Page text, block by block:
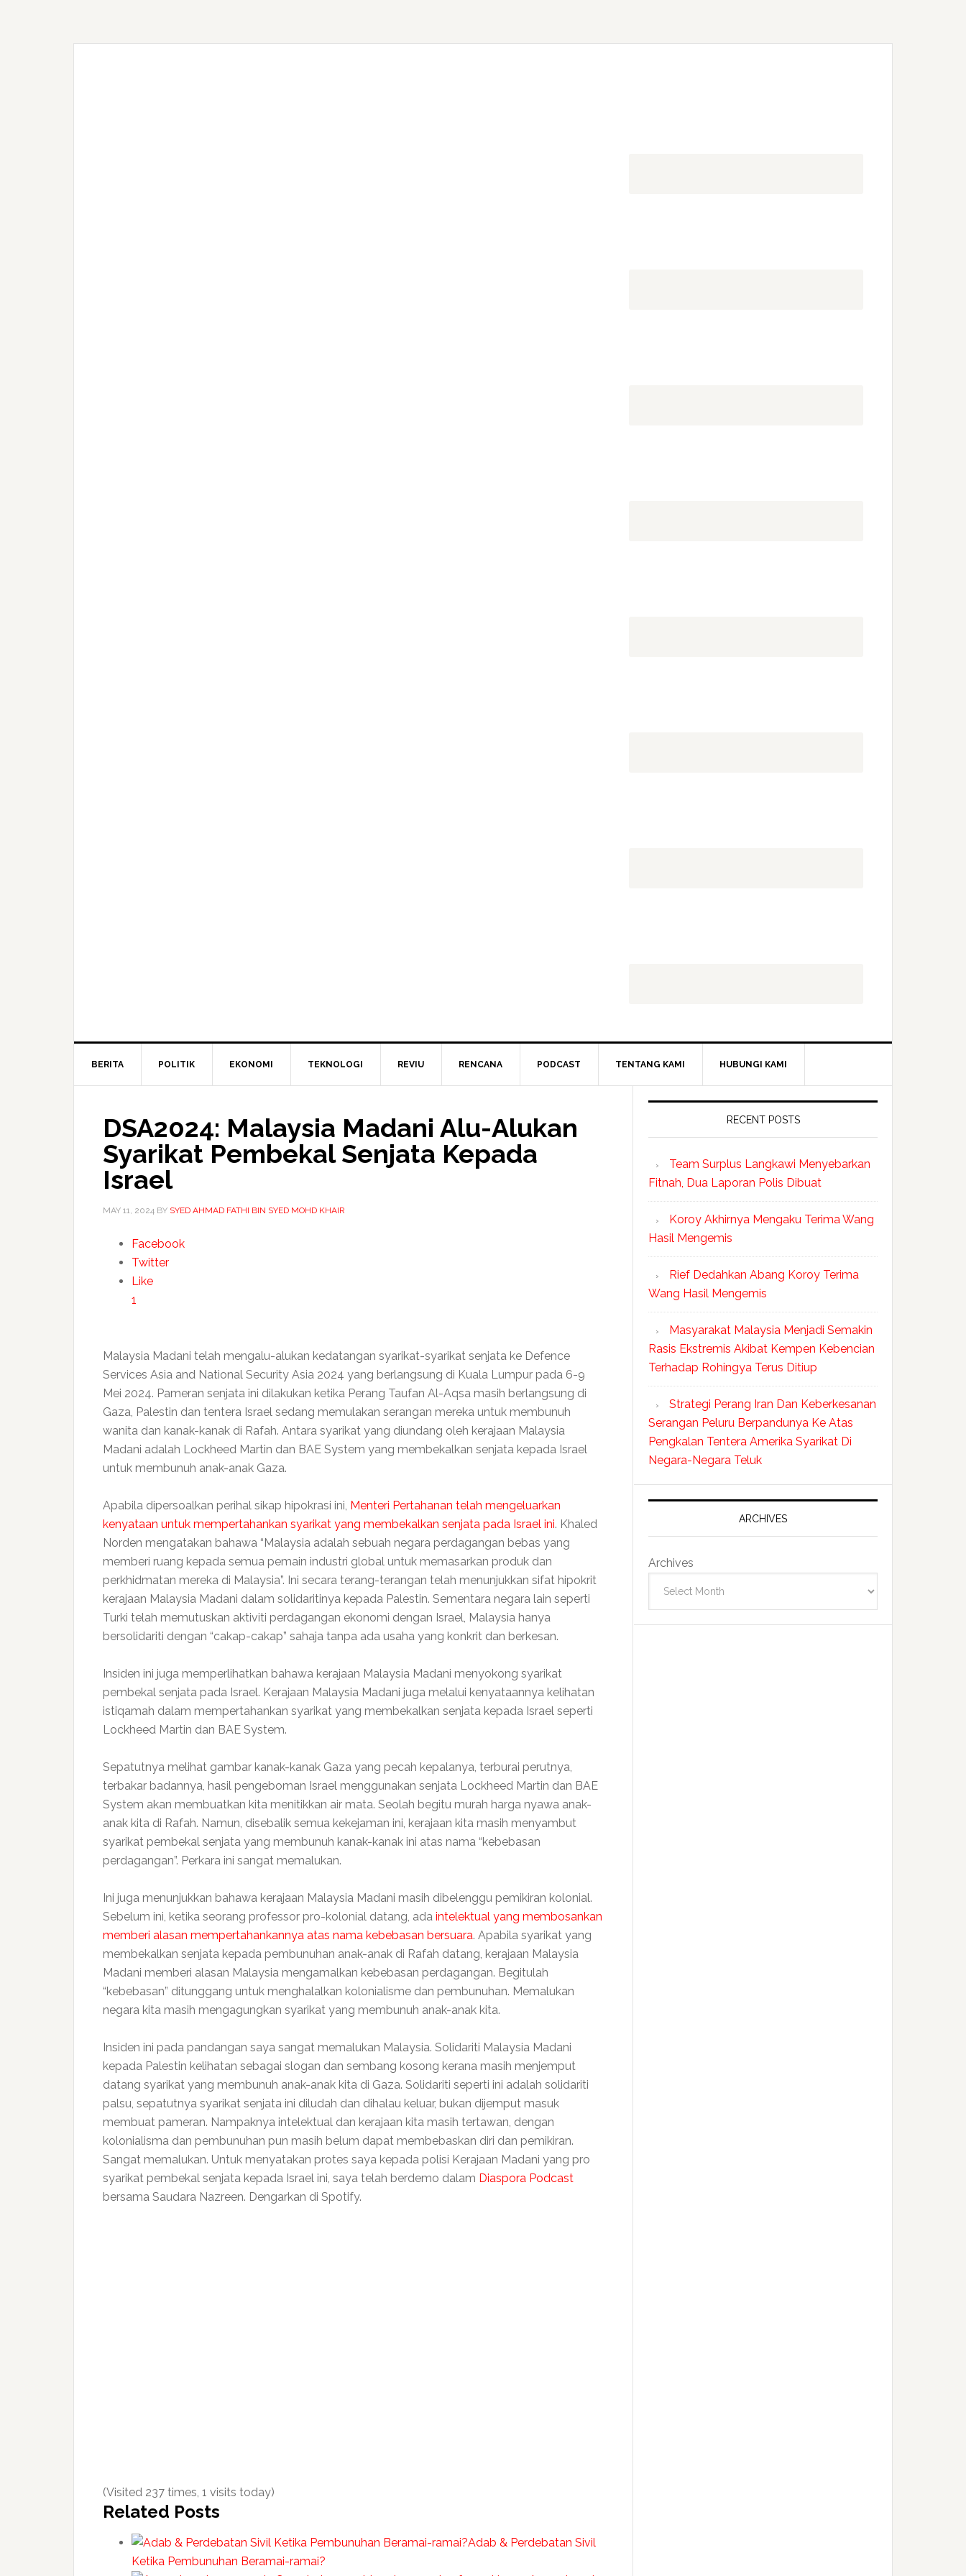
BERITA POLITIK EKONOMI TEKNOLOGI REVIU RENCANA PODCAST TENTANG KAMI HUBUNGI KAMI
DSA2024: Malaysia Madani Alu-Alukan
Syarikat Pembekal Senjata Kepada
Israel
MAY 11, 2024 BY SYED AHMAD FATHI BIN SYED MOHD KHAIR
Facebook
Twitter
Like
1
Malaysia Madani telah mengalu-alukan kedatangan syarikat-syarikat senjata ke Defence
Services Asia and National Security Asia 2024 yang berlangsung di Kuala Lumpur pada 6-9
Mei 2024. Pameran senjata ini dilakukan ketika Perang Taufan Al-Aqsa masih berlangsung di
Gaza, Palestin dan tentera Israel sedang memulakan serangan mereka untuk membunuh
wanita dan kanak-kanak di Rafah. Antara syarikat yang diundang oleh kerajaan Malaysia
Madani adalah Lockheed Martin dan BAE System yang membekalkan senjata kepada Israel
untuk membunuh anak-anak Gaza.
Apabila dipersoalkan perihal sikap hipokrasi ini, Menteri Pertahanan telah mengeluarkan
kenyataan untuk mempertahankan syarikat yang membekalkan senjata pada Israel ini. Khaled
Norden mengatakan bahawa “Malaysia adalah sebuah negara perdagangan bebas yang
memberi ruang kepada semua pemain industri global untuk memasarkan produk dan
perkhidmatan mereka di Malaysia”. Ini secara terang-terangan telah menunjukkan sifat hipokrit
kerajaan Malaysia Madani dalam solidaritinya kepada Palestin. Sementara negara lain seperti
Turki telah memutuskan aktiviti perdagangan ekonomi dengan Israel, Malaysia hanya
bersolidariti dengan “cakap-cakap” sahaja tanpa ada usaha yang konkrit dan berkesan.
Insiden ini juga memperlihatkan bahawa kerajaan Malaysia Madani menyokong syarikat
pembekal senjata pada Israel. Kerajaan Malaysia Madani juga melalui kenyataannya kelihatan
istiqamah dalam mempertahankan syarikat yang membekalkan senjata kepada Israel seperti
Lockheed Martin dan BAE System.
Sepatutnya melihat gambar kanak-kanak Gaza yang pecah kepalanya, terburai perutnya,
terbakar badannya, hasil pengeboman Israel menggunakan senjata Lockheed Martin dan BAE
System akan membuatkan kita menitikkan air mata. Seolah begitu murah harga nyawa anak-
anak kita di Rafah. Namun, disebalik semua kekejaman ini, kerajaan kita masih menyambut
syarikat pembekal senjata yang membunuh kanak-kanak ini atas nama “kebebasan
perdagangan”. Perkara ini sangat memalukan.
Ini juga menunjukkan bahawa kerajaan Malaysia Madani masih dibelenggu pemikiran kolonial.
Sebelum ini, ketika seorang professor pro-kolonial datang, ada intelektual yang membosankan
memberi alasan mempertahankannya atas nama kebebasan bersuara. Apabila syarikat yang
membekalkan senjata kepada pembunuhan anak-anak di Rafah datang, kerajaan Malaysia
Madani memberi alasan Malaysia mengamalkan kebebasan perdagangan. Begitulah
“kebebasan” ditunggang untuk menghalalkan kolonialisme dan pembunuhan. Memalukan
negara kita masih mengagungkan syarikat yang membunuh anak-anak kita.
Insiden ini pada pandangan saya sangat memalukan Malaysia. Solidariti Malaysia Madani
kepada Palestin kelihatan sebagai slogan dan sembang kosong kerana masih menjemput
datang syarikat yang membunuh anak-anak kita di Gaza. Solidariti seperti ini adalah solidariti
palsu, sepatutnya syarikat senjata ini diludah dan dihalau keluar, bukan dijemput masuk
membuat pameran. Nampaknya intelektual dan kerajaan kita masih tertawan, dengan
kolonialisma dan pembunuhan pun masih belum dapat membebaskan diri dan pemikiran.
Sangat memalukan. Untuk menyatakan protes saya kepada polisi Kerajaan Madani yang pro
syarikat pembekal senjata kepada Israel ini, saya telah berdemo dalam Diaspora Podcast
bersama Saudara Nazreen. Dengarkan di Spotify.
(Visited 237 times, 1 visits today)
Related Posts
Adab & Perdebatan Sivil
Ketika Pembunuhan Beramai-ramai?
RECENT POSTS
Team Surplus Langkawi Menyebarkan
Fitnah, Dua Laporan Polis Dibuat
Koroy Akhirnya Mengaku Terima Wang
Hasil Mengemis
Rief Dedahkan Abang Koroy Terima
Wang Hasil Mengemis
Masyarakat Malaysia Menjadi Semakin
Rasis Ekstremis Akibat Kempen Kebencian
Terhadap Rohingya Terus Ditiup
Strategi Perang Iran Dan Keberkesanan
Serangan Peluru Berpandunya Ke Atas
Pengkalan Tentera Amerika Syarikat Di
Negara-Negara Teluk
ARCHIVES
Archives